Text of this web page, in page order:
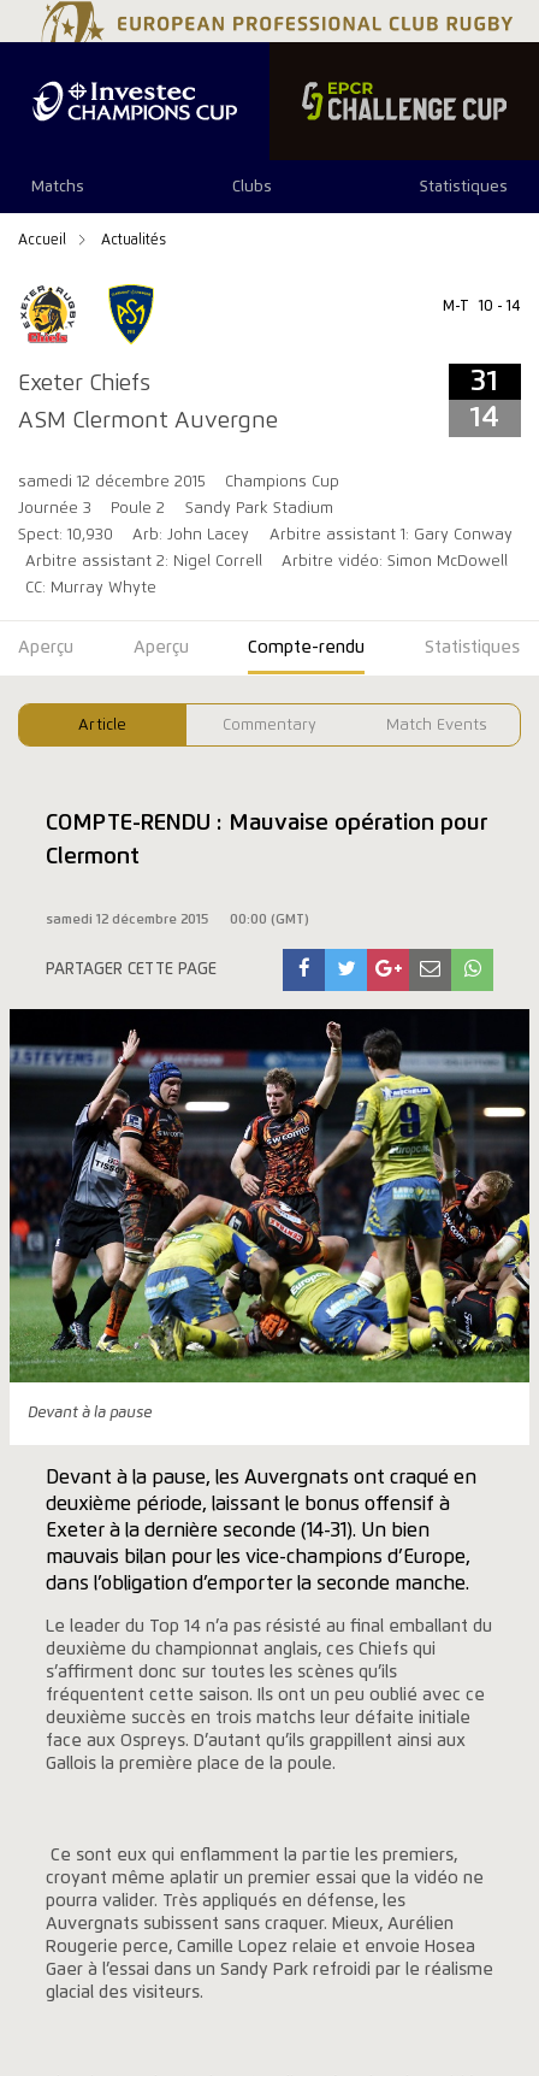
Matchs Clubs Statistiques
Accueil Actualités
Exeter Chiefs
ASM Clermont Auvergne
M-T 10 - 14
31
14
samedi 12 décembre 2015
Champions Cup
Journée 3
Poule 2
Sandy Park Stadium
Spect: 10,930
Arb: John Lacey
Arbitre assistant 1: Gary Conway
Arbitre assistant 2: Nigel Correll
Arbitre vidéo: Simon McDowell
CC: Murray Whyte
31 14
Aperçu Aperçu Compte-rendu Statistiques
Article Commentary Match Events
COMPTE-RENDU : Mauvaise opération pour
Clermont
samedi 12 décembre 2015 00:00 (GMT)
PARTAGER CETTE PAGE
Devant à la pause
Devant à la pause, les Auvergnats ont craqué en
deuxième période, laissant le bonus offensif à
Exeter à la dernière seconde (14-31). Un bien
mauvais bilan pour les vice-champions d’Europe,
dans l’obligation d’emporter la seconde manche.
Le leader du Top 14 n’a pas résisté au final emballant du
deuxième du championnat anglais, ces Chiefs qui
s’affirment donc sur toutes les scènes qu’ils
fréquentent cette saison. Ils ont un peu oublié avec ce
deuxième succès en trois matchs leur défaite initiale
face aux Ospreys. D’autant qu’ils grappillent ainsi aux
Gallois la première place de la poule.
Ce sont eux qui enflamment la partie les premiers,
croyant même aplatir un premier essai que la vidéo ne
pourra valider. Très appliqués en défense, les
Auvergnats subissent sans craquer. Mieux, Aurélien
Rougerie perce, Camille Lopez relaie et envoie Hosea
Gaer à l’essai dans un Sandy Park refroidi par le réalisme
glacial des visiteurs.